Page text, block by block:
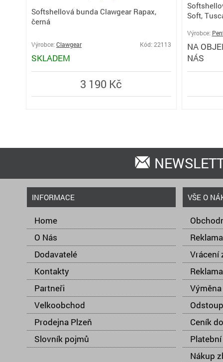
Softshellová bunda Clawgear Rapax,
černá
Výrobce: Clawgear Kód: 22113
SKLADEM
3 190 Kč
Soft,
Výrobce:
NA
NÁS
INFORMACE
Home
O Nás
Dodavatelé
Kontakty
Partneři
Velkoobchod
Prodejna Plzeň
Slovník pojmů
VŠE O
Vrácení
Ceník
Nákup